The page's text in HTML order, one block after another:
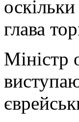
глава
Міністр